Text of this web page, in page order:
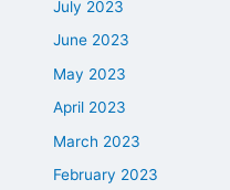
July 2023
June 2023
May 2023
April 2023
March 2023
February 2023